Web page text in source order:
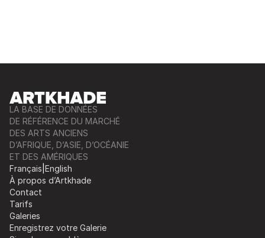
LA BASE DE DONNÉES
DE RÉFÉRENCE DU MARCHÉ
DES ARTS ANCIENS
D’AFRIQUE, D’ASIE, D’OCÉANIE
ET DES AMÉRIQUES
Français English
À propos d’Artkhade
Contact
Tarifs
Galeries
Enregistrez votre Galerie